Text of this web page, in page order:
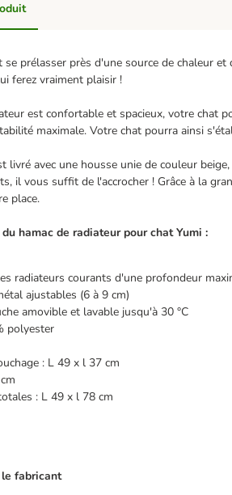
se prélasser près d'une source de chaleur
ferez vraiment plaisir !
est confortable et spacieux, votre chat
maximale. Votre chat pourra ainsi
livré avec une housse unie de couleur
il vous suffit de l'accrocher ! Grâce à la
place.
hamac de radiateur pour chat Yumi :
radiateurs courants d'une profondeur
ajustables (6 à 9 cm)
amovible et lavable jusqu'à 30 °C
polyester
: L 49 x l 37 cm
: L 49 x l 78 cm
fabricant